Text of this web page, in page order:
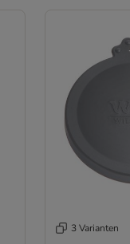
3 Varianten